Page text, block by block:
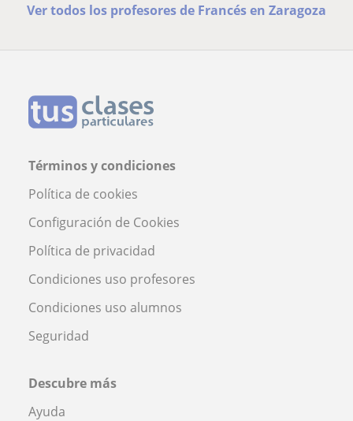
Ver todos los profesores de Francés en Zaragoza
Términos y condiciones
Política de cookies
Configuración de Cookies
Política de privacidad
Condiciones uso profesores
Condiciones uso alumnos
Seguridad
Descubre más
Ayuda